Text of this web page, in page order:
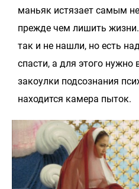
маньяк истязает самым
прежде чем лишить
так и не нашли, но есть
спасти, а для этого нужно
закоулки подсознания
находится камера пыток.